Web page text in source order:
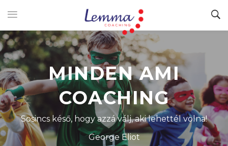
MINDEN AMI
COACHING
Sosincs késő, hogy azzá válj, aki lehettél volna!
George Eliot